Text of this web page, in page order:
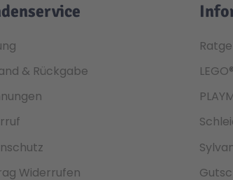
& Rückgabe
Widerrufen
LEGO®